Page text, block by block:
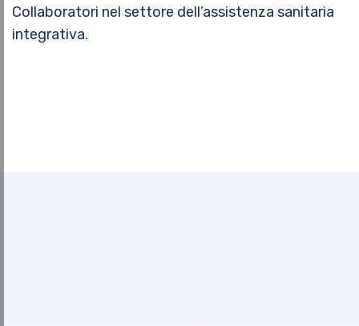
Collaboratori nel settore dell’assistenza sanitaria
integrativa.